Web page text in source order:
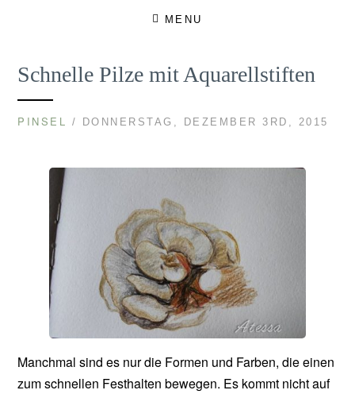
MENU
Schnelle Pilze mit Aquarellstiften
PINSEL / DONNERSTAG, DEZEMBER 3RD, 2015
Manchmal sind es nur die Formen und Farben, die einen
zum schnellen Festhalten bewegen. Es kommt nicht auf